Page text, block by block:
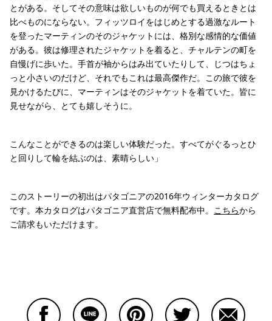
とがある。そしてその意味は欲しいものが何でも買えるときとは
比べものにならない。フィッツロイをはじめとする過激なルート
を登ったマーティンのそのジャケットには、格別な感情的な価値
がある。彼は修理されたジャケットを着ると、チャルテンの町を
自慢げに歩いた。手首が袖からはみ出ていたりして、じつはちょ
っと小さいのだけど、それでもこれは最高傑作だ。この旅で彼を
見かけるたびに、マーティンはそのジャケットを着ていた。皆に
見せながら、とても嬉しそうに。
こんなことができるのは楽しい体験だった。すべてがぐるっとひ
と回りして輪を結ぶのは、素晴らしい」
このストーリーの初出はパタゴニアの2016年ウィンターカタログ
です。本カタログはパタゴニア直営店で無料配布中。 こちらから
ご請求もいただけます。